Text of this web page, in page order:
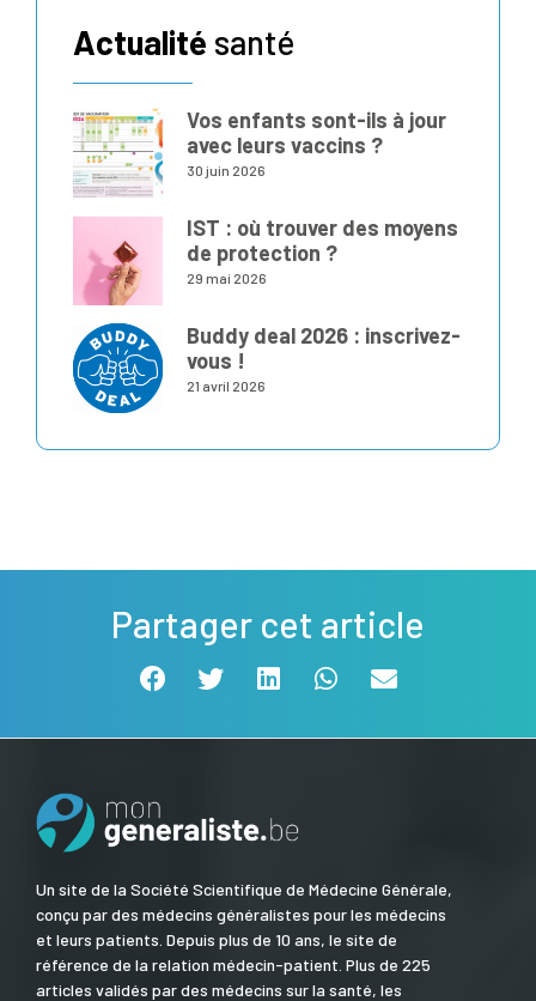
Actualité santé
Vos enfants sont-ils à jour
avec leurs vaccins ?
30 juin 2026
IST : où trouver des moyens
de protection ?
29 mai 2026
Buddy deal 2026 : inscrivez-
vous !
21 avril 2026
Partager cet article
Un site de la Société Scientifique de Médecine Générale,
conçu par des médecins généralistes pour les médecins
et leurs patients. Depuis plus de 10 ans, le site de
référence de la relation médecin-patient. Plus de 225
articles validés par des médecins sur la santé, les